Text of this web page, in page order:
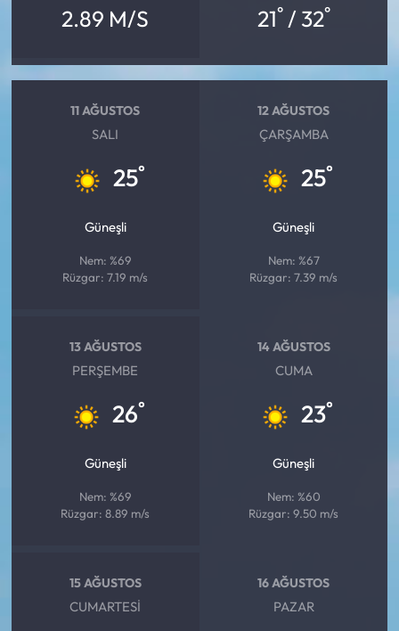
2.89 M/S 21°/ 32°
11 AĞUSTOS
SALI
25°
Güneşli
Nem: %69
Rüzgar: 7.19 m/s
12 AĞUSTOS
ÇARŞAMBA
25°
Güneşli
Nem: %67
Rüzgar: 7.39 m/s
13 AĞUSTOS
PERŞEMBE
26°
Güneşli
Nem: %69
Rüzgar: 8.89 m/s
14 AĞUSTOS
CUMA
23°
Güneşli
Nem: %60
Rüzgar: 9.50 m/s
15 AĞUSTOS
CUMARTESI
16 AĞUSTOS
PAZAR